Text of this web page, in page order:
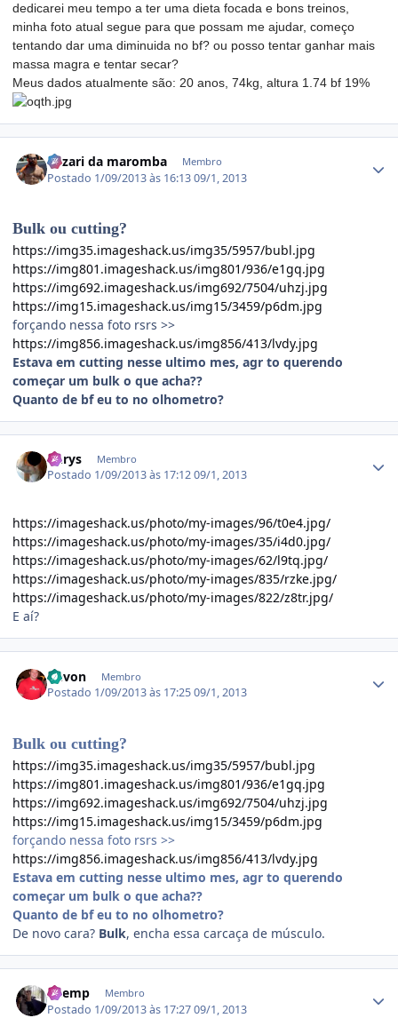
dedicarei meu tempo a ter uma dieta focada e bons treinos,
minha foto atual segue para que possam me ajudar, começo
tentando dar uma diminuida no bf? ou posso tentar ganhar mais
massa magra e tentar secar?
Meus dados atualmente são: 20 anos, 74kg, altura 1.74 bf 19%
Fuzari da maromba Membro
Postado 1/09/2013 às 16:1309/1, 2013
Bulk ou cutting?
https://img35.imageshack.us/img35/5957/bubl.jpg
https://img801.imageshack.us/img801/936/e1gq.jpg
https://img692.imageshack.us/img692/7504/uhzj.jpg
https://img15.imageshack.us/img15/3459/p6dm.jpg
forçando nessa foto rsrs >>
https://img856.imageshack.us/img856/413/lvdy.jpg
Estava em cutting nesse ultimo mes, agr to querendo
começar um bulk o que acha??
Quanto de bf eu to no olhometro?
Chrys Membro
Postado 1/09/2013 às 17:1209/1, 2013
https://imageshack.us/photo/my-images/96/t0e4.jpg/
https://imageshack.us/photo/my-images/35/i4d0.jpg/
https://imageshack.us/photo/my-images/62/l9tq.jpg/
https://imageshack.us/photo/my-images/835/rzke.jpg/
https://imageshack.us/photo/my-images/822/z8tr.jpg/
E aí?
Devon Membro
Postado 1/09/2013 às 17:2509/1, 2013
Bulk ou cutting?
https://img35.imageshack.us/img35/5957/bubl.jpg
https://img801.imageshack.us/img801/936/e1gq.jpg
https://img692.imageshack.us/img692/7504/uhzj.jpg
https://img15.imageshack.us/img15/3459/p6dm.jpg
forçando nessa foto rsrs >>
https://img856.imageshack.us/img856/413/lvdy.jpg
Estava em cutting nesse ultimo mes, agr to querendo
começar um bulk o que acha??
Quanto de bf eu to no olhometro?
De novo cara? Bulk, encha essa carcaça de músculo.
Shemp Membro
Postado 1/09/2013 às 17:2709/1, 2013